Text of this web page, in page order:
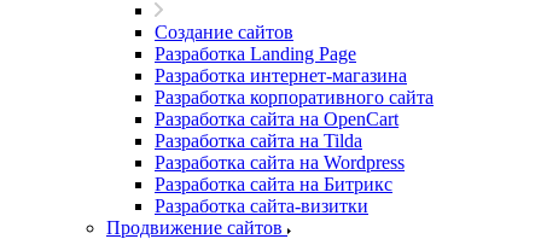
Создание сайтов
Разработка Landing Page
Разработка интернет-магазина
Разработка корпоративного сайта
Разработка сайта на OpenCart
Разработка сайта на Tilda
Разработка сайта на Wordpress
Разработка сайта на Битрикс
Разработка сайта-визитки
Продвижение сайтов